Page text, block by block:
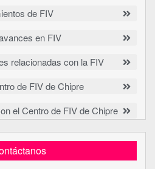
de FIV
en FIV
relacionadas con la FIV
de FIV de Chipre
el Centro de FIV de Chipre